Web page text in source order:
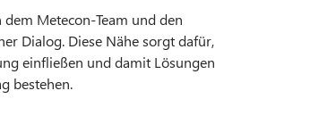
Metecon-Team und den
Dialog. Diese Nähe sorgt dafür,
einfließen und damit Lösungen
bestehen.